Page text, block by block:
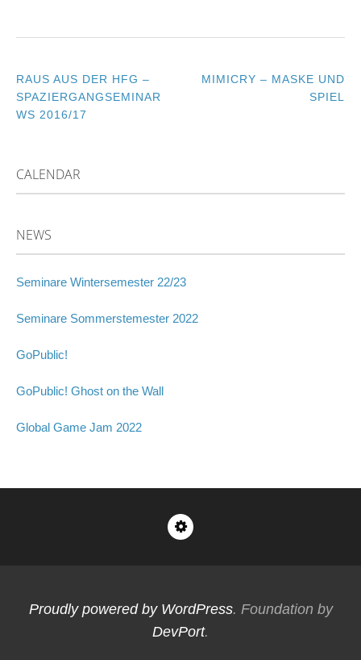
POST
RAUS AUS DER HFG –
SPAZIERGANGSEMINAR
WS 2016/17
MIMICRY – MASKE UND
SPIEL
CALENDAR
NEWS
Seminare Wintersemester 22/23
Seminare Sommerstemester 2022
GoPublic!
GoPublic! Ghost on the Wall
Global Game Jam 2022
Proudly powered by WordPress. Foundation by
DevPort.